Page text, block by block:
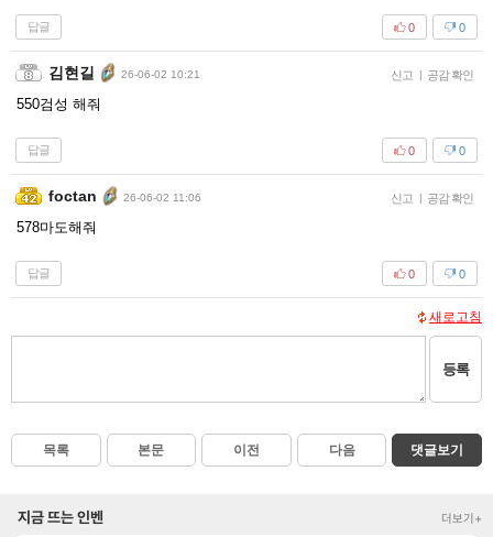
답글 0
0
김현길 26-06-02 10:21 신고 | 공감 확인
550검성 해줘
답글 0
0
foctan 26-06-02 11:06 신고 | 공감 확인
578마도해줘
답글 0
0
새로고침
등록
목록 본문 이전 다음 댓글보기
지금 뜨는 인벤 더보기+